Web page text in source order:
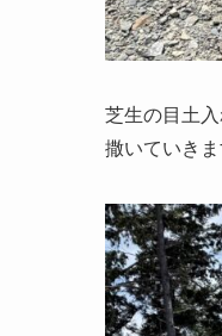
芝生の目土
撒いていきま